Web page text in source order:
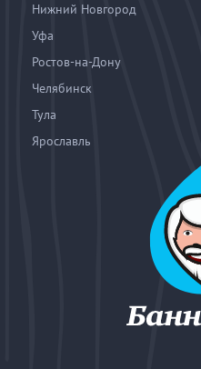
Нижний Новгород
Уфа
Ростов-на-Дону
Челябинск
Тула
Ярославль